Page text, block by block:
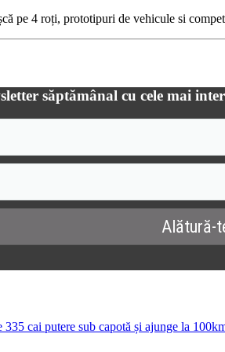
pe 4 roți, prototipuri de vehicule si
săptămânal cu cele mai